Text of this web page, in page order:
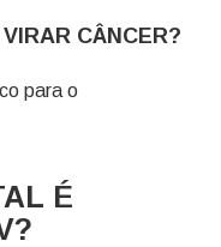
CÂNCER?
para o
É